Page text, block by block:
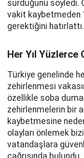
sürdüğünü söyledi.
vakit kaybetmeden
gerektiğini hatırlattı.
Her Yıl Yüzlerce
Türkiye genelinde
zehirlenmesi
özellikle soba
zehirlenmelerin bir
kaybetmesine
olayları önlemek
vatandaşlara
çağrısında bulundu.